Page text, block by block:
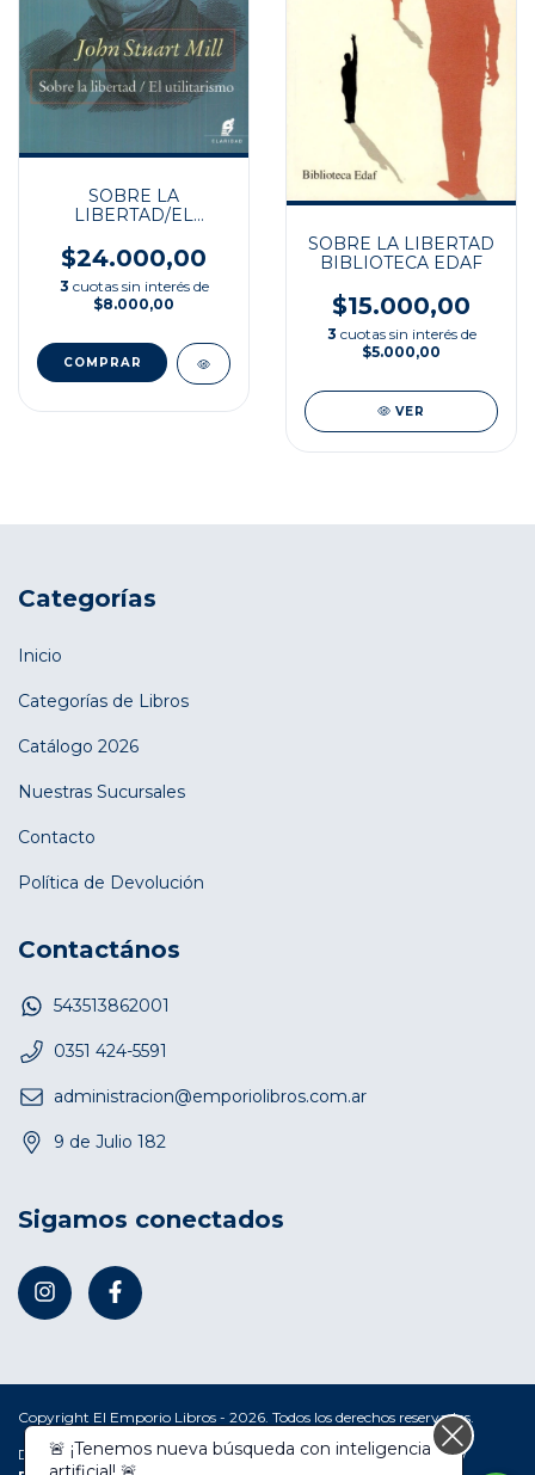
SOBRE LA
LIBERTAD/EL
$24.000,00
3 cuotas sin interés de
$8.000,00
SOBRE LA LIBERTAD
BIBLIOTECA EDAF
$15.000,00
3 cuotas sin interés de
$5.000,00
VER
Categorías
Inicio
Categorías de Libros
Catálogo 2026
Nuestras Sucursales
Contacto
Política de Devolución
Contactános
543513862001
0351 424-5591
administracion@emporiolibros.com.ar
9 de Julio 182
Sigamos conectados
Copyright El Emporio Libros - 2026. Todos los derechos reservados.
Defensa de las y los consumidores. Para reclamos ingresá acá. /
🚨 ¡Tenemos nueva búsqueda con inteligencia